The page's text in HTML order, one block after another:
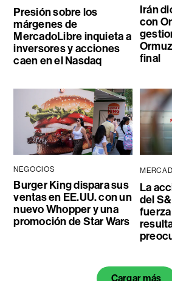
Presión sobre los
márgenes de
MercadoLibre inquieta a
inversores y acciones
caen en el Nasdaq
Irán
con
final
NEGOCIOS
Burger King dispara sus
ventas en EE.UU. con un
nuevo Whopper y una
promoción de Star Wars
La
del
Cargar más